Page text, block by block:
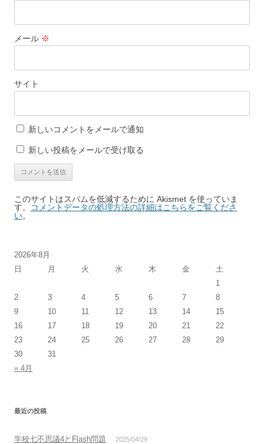
メール ※
サイト
新しいコメントをメールで通知
新しい投稿をメールで受け取る
このサイトはスパムを低減するために Akismet を使っていま
す。
コメントデータの処理方法の詳細はこちらをご覧くださ
い。
2026年8月
日
月 火 水 木 金
土
1
2
3 4 5 6 7
8
9
10 11 12 13 14
15
16
17 18 19 20 21
22
23
24 25 26 27 28
29
30
31
« 4月
最近の投稿
学校七不思議4とFlash問題 2025/04/29